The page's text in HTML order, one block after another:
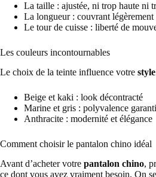
La taille : ajustée, ni trop haute ni
La longueur : couvrant
Le tour de cuisse : liberté de
Les couleurs incontournables
Le choix de la teinte influence votre style
Beige et kaki : look décontracté
Marine et gris : polyvalence
Anthracite : modernité et élégance
Comment choisir le pantalon chino idéal
Avant d’acheter votre pantalon chino,
ce dont vous avez vraiment besoin. On